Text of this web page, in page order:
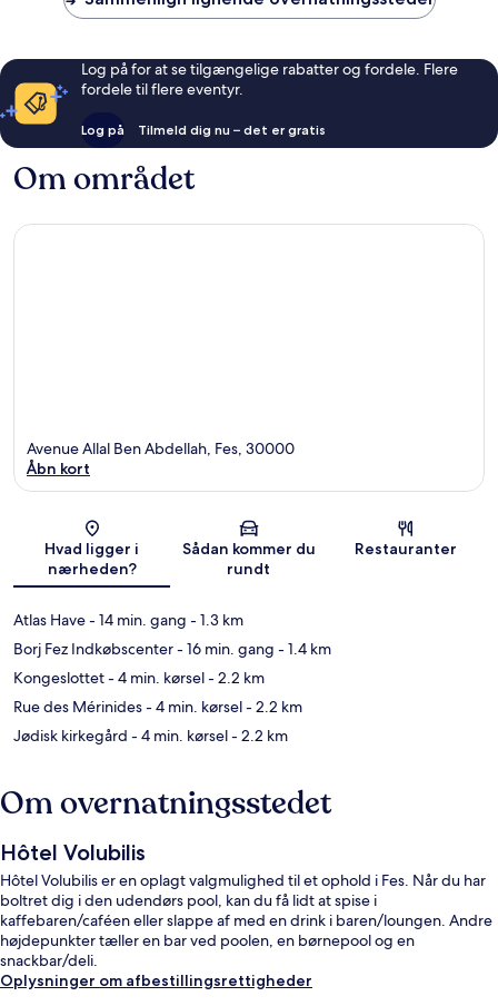
Log på for at se tilgængelige rabatter og fordele. Flere
fordele til flere eventyr.
Log på Tilmeld dig nu – det er gratis
Om området
Kort
Avenue Allal Ben Abdellah, Fes, 30000
Åbn kort
Hvad ligger i
nærheden?
Sådan kommer du
rundt
Restauranter
Atlas Have- 14 min. gang - 1.3 km
Borj Fez Indkøbscenter- 16 min. gang - 1.4 km
Kongeslottet- 4 min. kørsel- 2.2 km
Rue des Mérinides- 4 min. kørsel- 2.2 km
Jødisk kirkegård - 4 min. kørsel- 2.2 km
Om overnatningsstedet
Hôtel Volubilis
Hôtel Volubilis er en oplagt valgmulighed til et ophold i Fes. Når du har
boltret dig i den udendørs pool, kan du få lidt at spise i
kaffebaren/caféen eller slappe af med en drink i baren/loungen. Andre
højdepunkter tæller en bar ved poolen, en børnepool og en
snackbar/deli.
Oplysninger om afbestillingsrettigheder